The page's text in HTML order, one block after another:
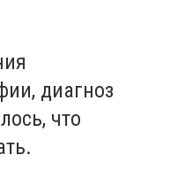
диагноз
что